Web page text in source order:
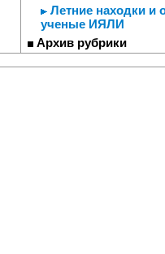
Летние находки и
ученые ИЯЛИ
Архив рубрики